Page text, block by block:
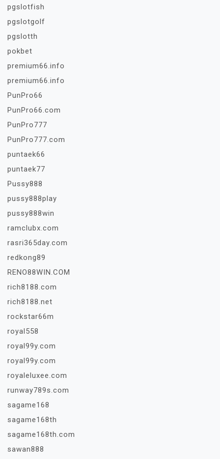
pgslotfish
pgslotgolf
pgslotth
pokbet
premium66.info
premium66.info
PunPro66
PunPro66.com
PunPro777
PunPro777.com
puntaek66
puntaek77
Pussy888
pussy888play
pussy888win
ramclubx.com
rasri365day.com
redkong89
RENO88WIN.COM
rich8188.com
rich8188.net
rockstar66m
royal558
royal99y.com
royal99y.com
royaleluxee.com
runway789s.com
sagame168
sagame168th
sagame168th.com
sawan888